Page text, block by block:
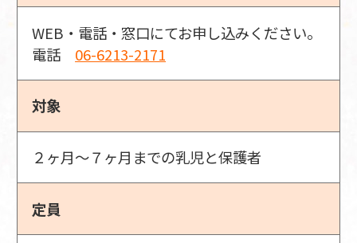
WEB・電話・窓口にてお申し込みください。
電話 06-6213-2171
対象
２ヶ月～７ヶ月までの乳児と保護者
定員